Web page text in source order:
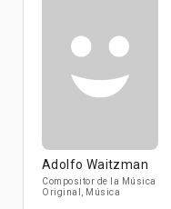
Adolfo Waitzman
Compositor de la Música
Original, Música